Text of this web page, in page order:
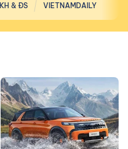
KH & ĐS VIETNAMDAILY